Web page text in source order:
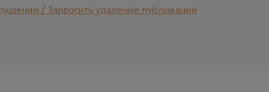
/ Запросить удаление публикации